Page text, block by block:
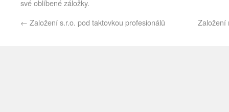
své oblíbené záložky.
← Založení s.r.o. pod taktovkou profesionálů Založení